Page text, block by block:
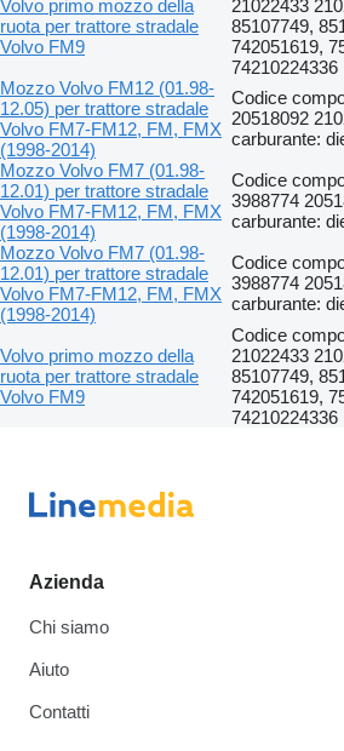
Volvo primo mozzo della
ruota per trattore stradale
Volvo FM9
21022433
85107749,
742051619,
74210224336
Mozzo Volvo FM12 (01.98-
12.05) per trattore stradale
Volvo FM7-FM12, FM, FMX
(1998-2014)
Codice
20518092
carburante:
Mozzo Volvo FM7 (01.98-
12.01) per trattore stradale
Volvo FM7-FM12, FM, FMX
(1998-2014)
Codice
3988774
carburante:
Mozzo Volvo FM7 (01.98-
12.01) per trattore stradale
Volvo FM7-FM12, FM, FMX
(1998-2014)
Codice
3988774
carburante:
Volvo primo mozzo della
ruota per trattore stradale
Volvo FM9
Codice
21022433
85107749,
742051619,
74210224336
Azienda
Chi siamo
Aiuto
Contatti